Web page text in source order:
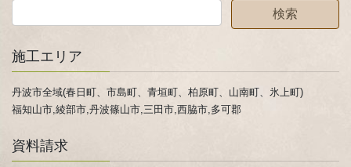
施工エリア
丹波市全域(春日町、市島町、青垣町、柏原町、山南町、氷上町)
福知山市,綾部市,丹波篠山市,三田市,西脇市,多可郡
資料請求